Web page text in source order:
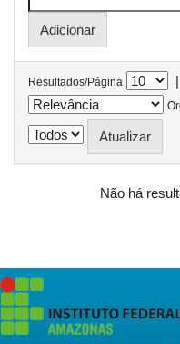
Resultados/Página |
Não há